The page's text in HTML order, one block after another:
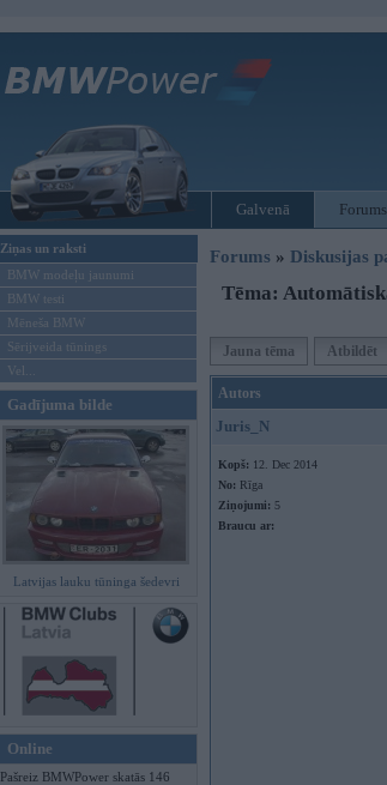
Galvenā Forums
Ziņas un raksti
BMW modeļu jaunumi
BMW testi
Mēneša BMW
Sērijveida tūnings
Vel...
Gadījuma bilde
Latvijas lauku tūninga šedevri
Online
Pašreiz BMWPower skatās 146
Forums » Diskusijas
Tēma:
Jauna tēma Atbildēt
Autors
Juris_N
Kopš: 12. Dec 2014
No: Rīga
Ziņojumi: 5
Braucu ar: